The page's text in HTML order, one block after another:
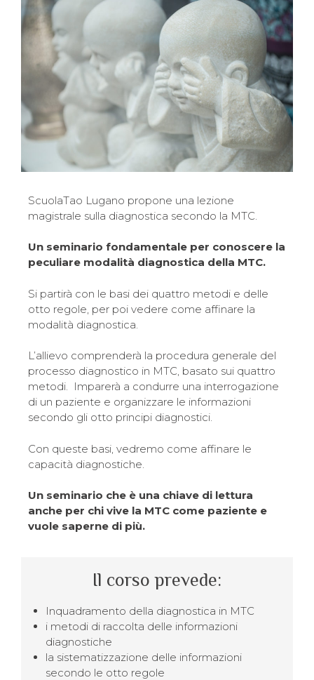
ScuolaTao Lugano propone una lezione
magistrale sulla diagnostica secondo la MTC.
Un seminario fondamentale per conoscere la
peculiare modalità diagnostica della MTC.
Si partirà con le basi dei quattro metodi e delle
otto regole, per poi vedere come affinare la
modalità diagnostica.
L’allievo comprenderà la procedura generale del
processo diagnostico in MTC, basato sui quattro
metodi. Imparerà a condurre una interrogazione
di un paziente e organizzare le informazioni
secondo gli otto principi diagnostici.
Con queste basi, vedremo come affinare le
capacità diagnostiche.
Un seminario che è una chiave di lettura
anche per chi vive la MTC come paziente e
vuole saperne di più.
Il corso prevede:
Inquadramento della diagnostica in MTC
i metodi di raccolta delle informazioni
diagnostiche
la sistematizzazione delle informazioni
secondo le otto regole